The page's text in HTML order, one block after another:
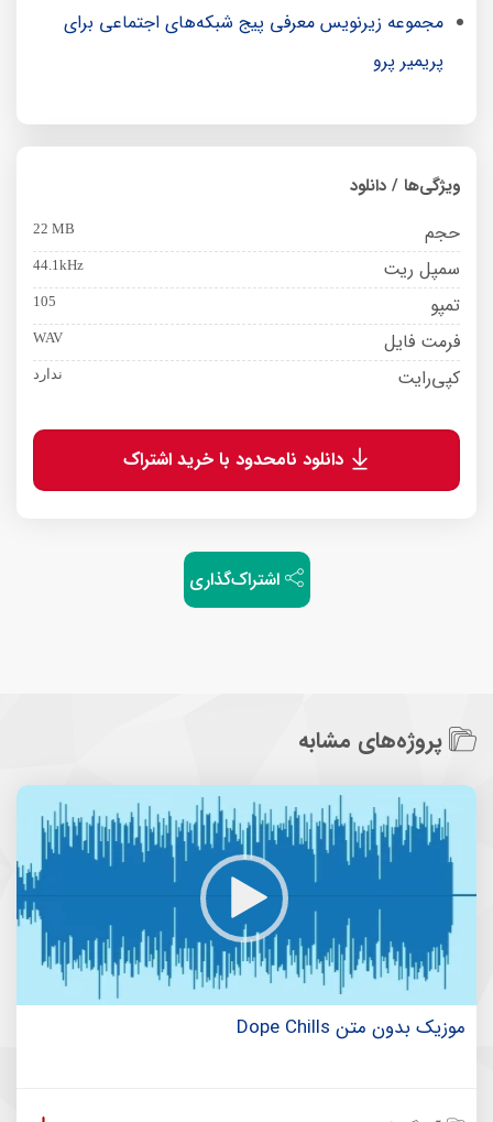
مجموعه زیرنویس معرفی پیج شبکه‌های اجتماعی برای
پریمیر پرو
ویژگی‌ها / دانلود
حجم 22 MB
سمپل ریت 44.1kHz
تمپو 105
فرمت فایل WAV
کپی‌رایت ندارد
دانلود نامحدود با خرید اشتراک
اشتراک‌گذاری
پروژه‌های مشابه
موزیک بدون متن Dope Chills